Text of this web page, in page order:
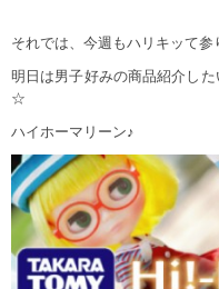
それでは、今週もハリキッて参
明日は男子好みの商品紹介し
☆
ハイホーマリーン♪